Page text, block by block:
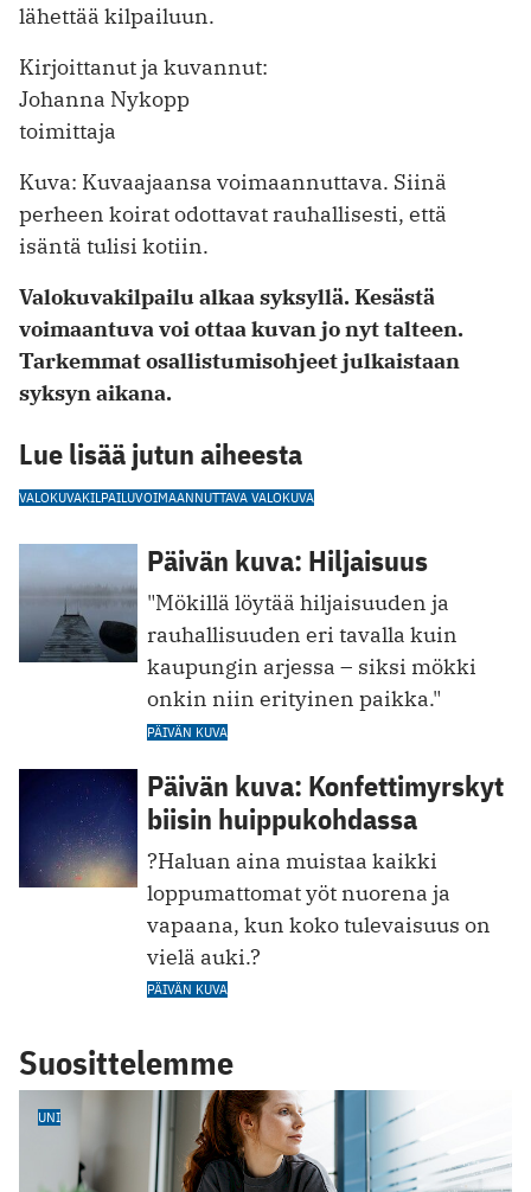
lähettää kilpailuun.
Kirjoittanut ja kuvannut:
Johanna Nykopp
toimittaja
Kuva: Kuvaajaansa voimaannuttava. Siinä
perheen koirat odottavat rauhallisesti, että
isäntä tulisi kotiin.
Valokuvakilpailu alkaa syksyllä. Kesästä
voimaantuva voi ottaa kuvan jo nyt talteen.
Tarkemmat osallistumisohjeet julkaistaan
syksyn aikana.
Lue lisää jutun aiheesta
VALOKUVAKILPAILUVOIMAANNUTTAVA VALOKUVA
Päivän kuva: Hiljaisuus
"Mökillä löytää hiljaisuuden ja
rauhallisuuden eri tavalla kuin
kaupungin arjessa – siksi mökki
onkin niin erityinen paikka."
PÄIVÄN KUVA
Päivän kuva: Konfettimyrskyt
biisin huippukohdassa
?Haluan aina muistaa kaikki
loppumattomat yöt nuorena ja
vapaana, kun koko tulevaisuus on
vielä auki.?
PÄIVÄN KUVA
Suosittelemme
UNI